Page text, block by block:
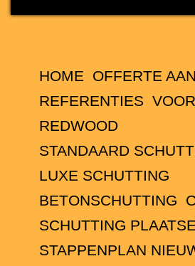
HOME
OFFERTE
REFERENTIES
REDWOOD
STANDAARD
LUXE SCHUTTING
BETONSCHUTTING
SCHUTTING
STAPPENPLAN